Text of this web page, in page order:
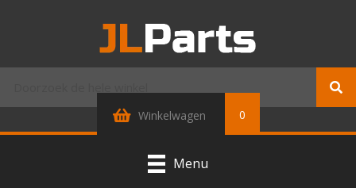
Winkelwagen 0
Menu